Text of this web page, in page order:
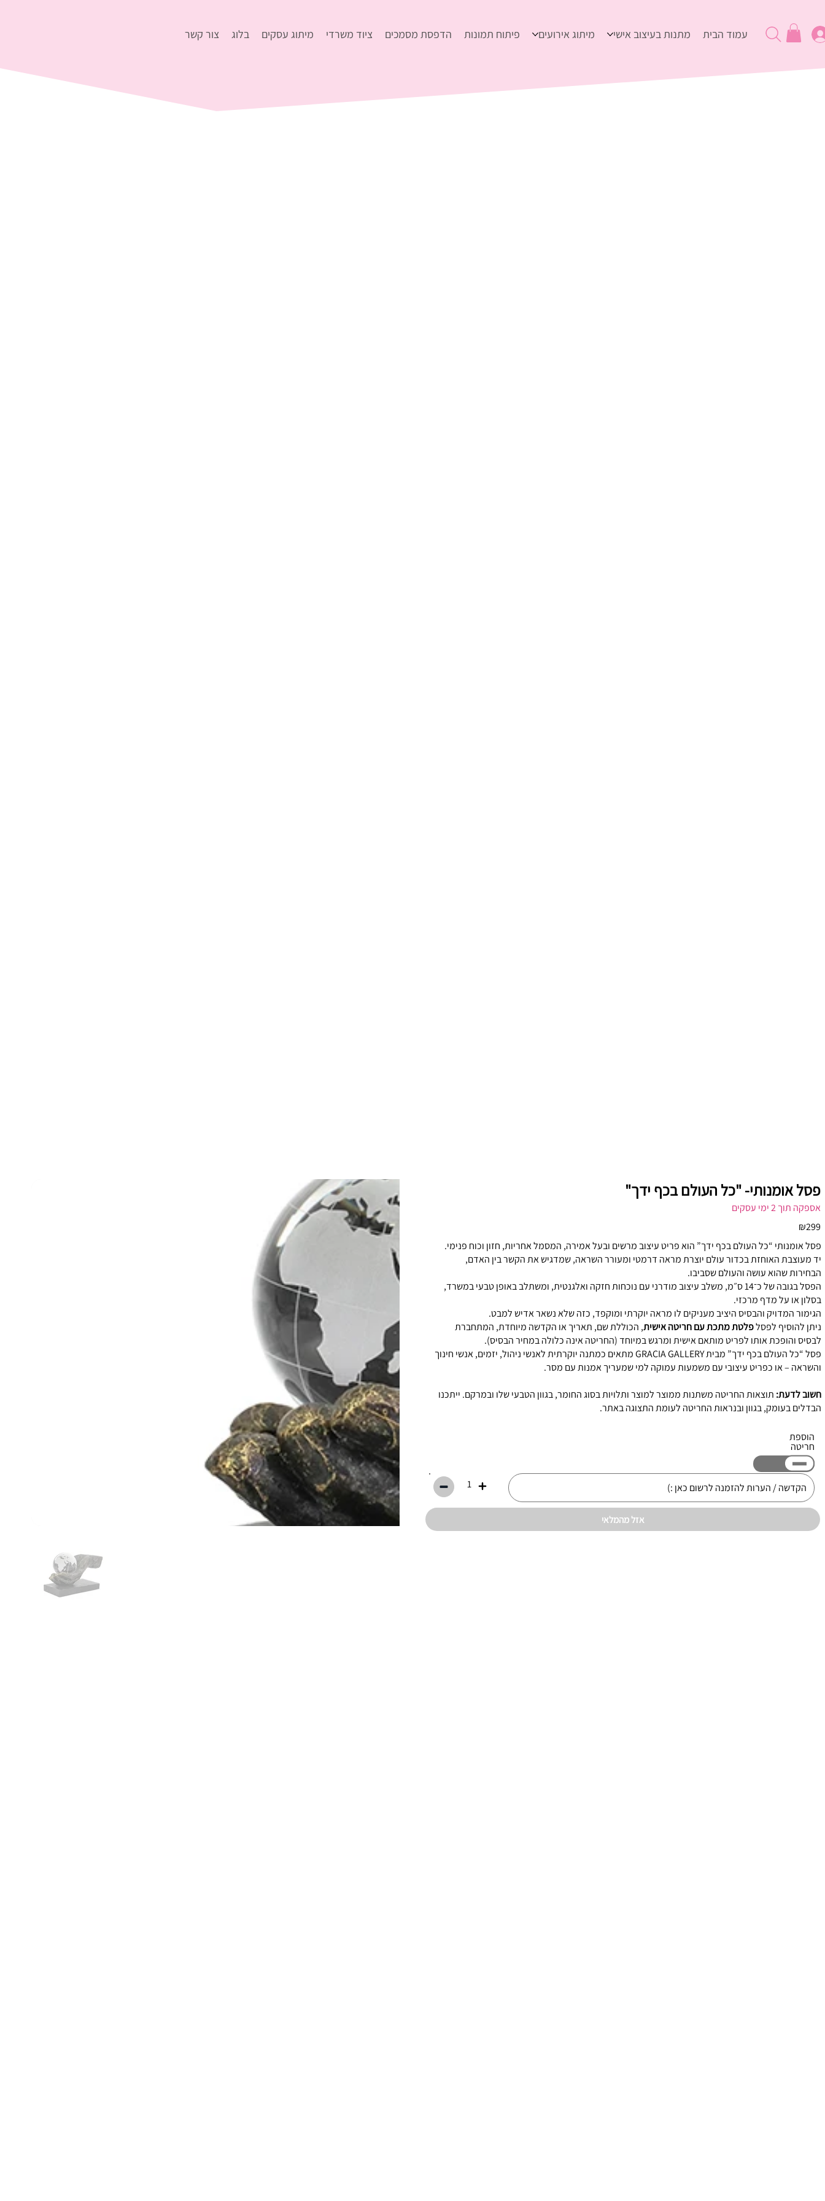
עמוד הבית מתנות בעיצוב אישי מיתוג אירועים פיתוח תמונות הדפסת מסמכים ציוד משרדי מיתוג עסקים בלוג צור קשר
פסל אומנותי- "כל העולם בכף ידך"
אספקה תוך 2 ימי עסקים
₪299
פסל אומנותי “כל העולם בכף ידך” הוא פריט עיצוב מרשים ובעל אמירה, המסמל אחריות, חזון וכוח פנימי.
יד מעוצבת האוחזת בכדור עולם יוצרת מראה דרמטי ומעורר השראה, שמדגיש את הקשר בין האדם,
הבחירות שהוא עושה והעולם שסביבו.
הפסל בגובה של כ־14 ס״מ, משלב עיצוב מודרני עם נוכחות חזקה ואלגנטית, ומשתלב באופן טבעי במשרד,
בסלון או על מדף מרכזי.
הגימור המדויק והבסיס היציב מעניקים לו מראה יוקרתי ומוקפד, כזה שלא נשאר אדיש למבט.
ניתן להוסיף לפסלפלטת מתכת עם חריטה אישית, הכוללת שם, תאריך או הקדשה מיוחדת, המתחברת
לבסיס והופכת אותו לפריט מותאם אישית ומרגש במיוחד (החריטה אינה כלולה במחיר הבסיס).
פסל “כל העולם בכף ידך” מבית GRACIA GALLERY מתאים כמתנה יוקרתית לאנשי ניהול, יזמים, אנשי חינוך
והשראה – או כפריט עיצובי עם משמעות עמוקה למי שמעריך אמנות עם מסר.
חשוב לדעת: תוצאות החריטה משתנות ממוצר למוצר ותלויות בסוג החומר, בגוון הטבעי שלו ובמרקם. ייתכנו
הבדלים בעומק, בגוון ובנראות החריטה לעומת התצוגה באתר.
הוספת
חריטה
1
אזל מהמלאי